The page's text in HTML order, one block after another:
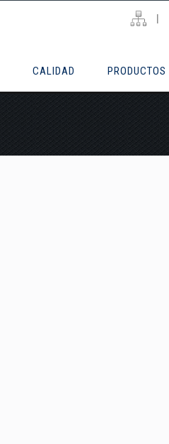
|
CALIDAD PRODUCTOS